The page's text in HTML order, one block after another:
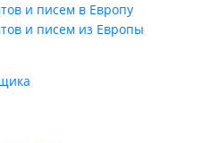
и писем в Европу
и писем из Европы